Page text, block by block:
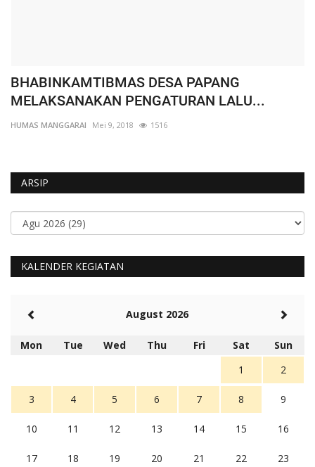
BHABINKAMTIBMAS DESA PAPANG
MELAKSANAKAN PENGATURAN LALU...
HUMAS MANGGARAI Mei 9, 2018 1516
ARSIP
KALENDER KEGIATAN
August 2026
Mon Tue Wed Thu Fri Sat
Sun
1
2
3 4 5 6 7 8 9
10 11 12 13 14 15 16
17 18 19 20 21 22 23